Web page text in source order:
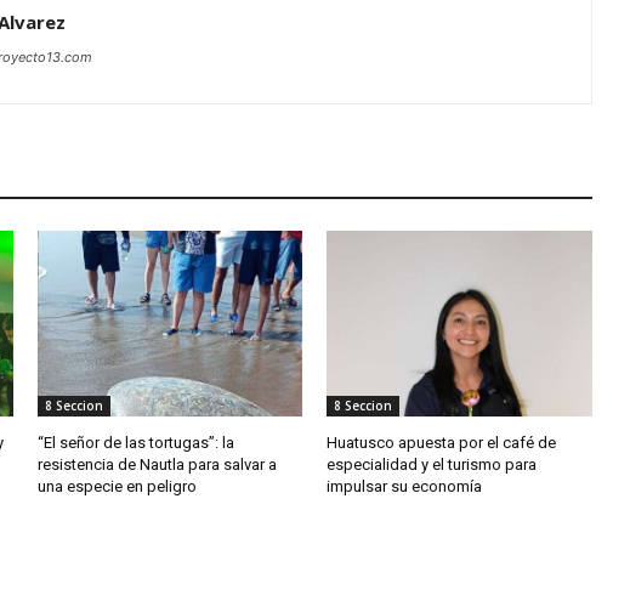
8 Seccion
“El señor de las tortugas”: la
resistencia de Nautla para salvar a
una especie en peligro
8 Seccion
Huatusco apuesta por el café de
especialidad y el turismo para
impulsar su economía